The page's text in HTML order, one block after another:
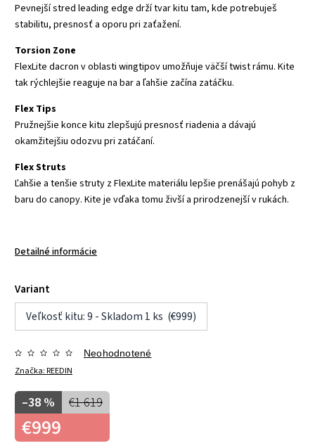
Pevnejší stred leading edge drží tvar kitu tam, kde potrebuješ
stabilitu, presnosť a oporu pri zaťažení.
Torsion Zone
FlexLite dacron v oblasti wingtipov umožňuje väčší twist rámu. Kite
tak rýchlejšie reaguje na bar a ľahšie začína zatáčku.
Flex Tips
Pružnejšie konce kitu zlepšujú presnosť riadenia a dávajú
okamžitejšiu odozvu pri zatáčaní.
Flex Struts
Ľahšie a tenšie struty z FlexLite materiálu lepšie prenášajú pohyb z
baru do canopy. Kite je vďaka tomu živší a prirodzenejší v rukách.
Detailné informácie
Variant
Veľkosť kitu: 9 - Skladom 1 ks (€999)
Značka:REEDIN
Neohodnotené
€1 619
–38 %
€999